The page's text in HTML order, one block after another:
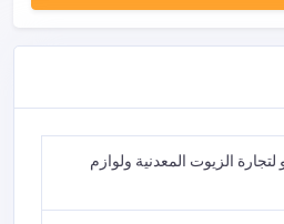
الزيوت المعدنية ولوازم